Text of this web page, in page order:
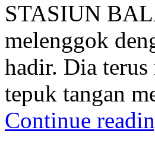
STASIUN
melenggok
hadir. Dia
tepuk tangan
Continue